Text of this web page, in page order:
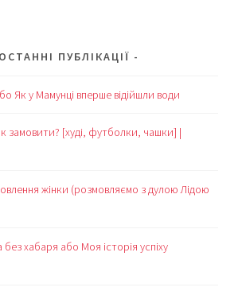
ОСТАННІ ПУБЛІКАЦІЇ
Як у Мамунці вперше відійшли води
замовити? [худі, футболки, чашки] |
жінки (розмовляємо з дулою Лідою
хабаря або Моя історія успіху